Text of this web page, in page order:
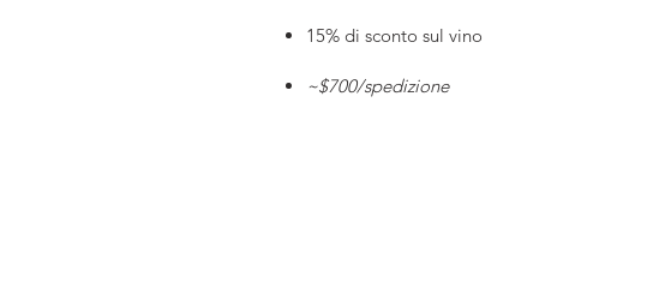
15% di sconto sul vino
~$700/spedizione